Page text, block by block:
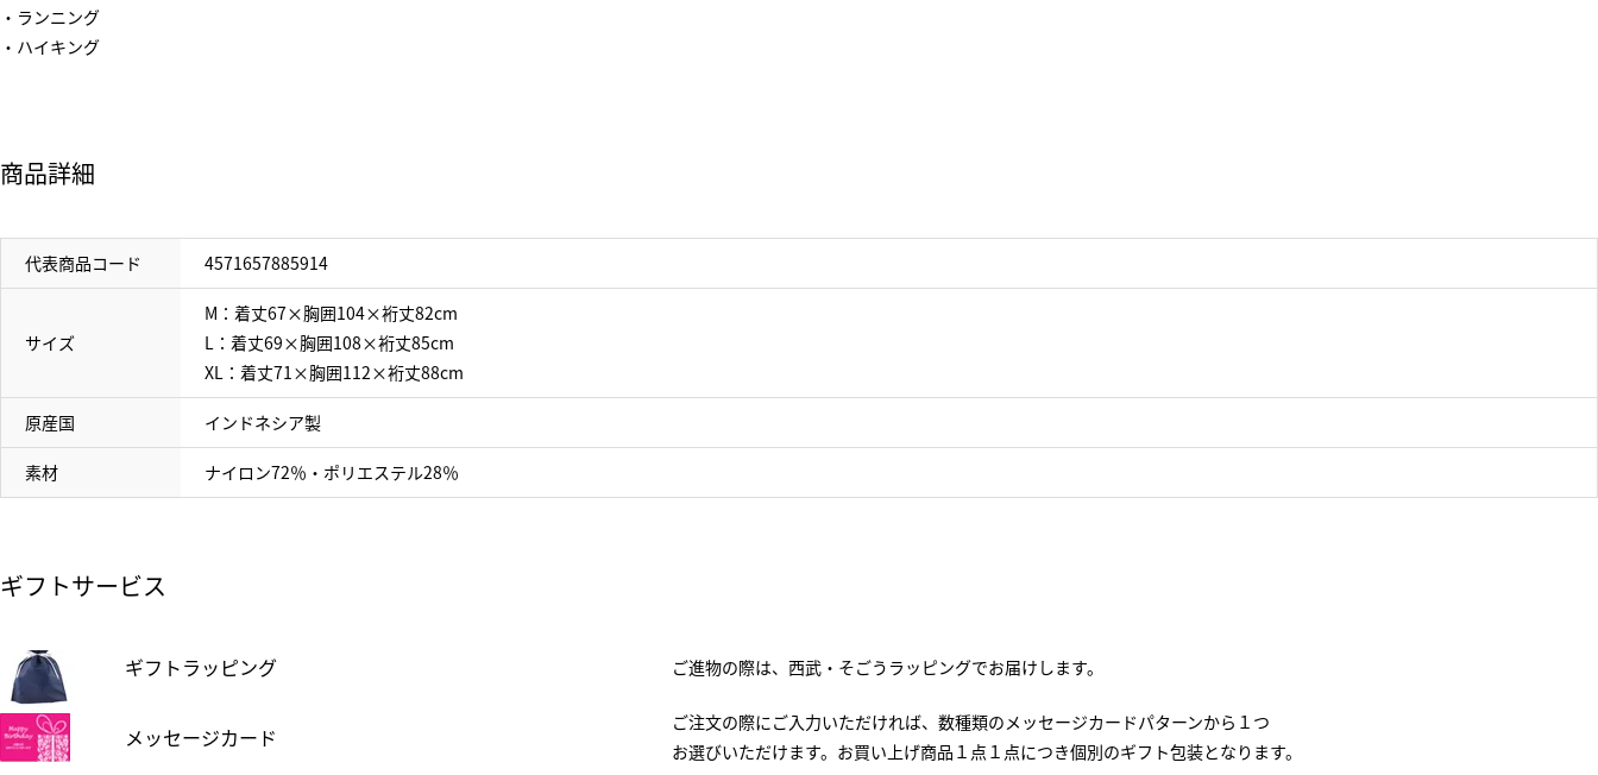
・ランニング
・ハイキング
商品詳細
代表商品コード 4571657885914
サイズ
M：着丈67×胸囲104×裄丈82cm
L：着丈69×胸囲108×裄丈85cm
XL：着丈71×胸囲112×裄丈88cm
原産国 インドネシア製
素材 ナイロン72％・ポリエステル28％
ギフトサービス
ギフトラッピング ご進物の際は、西武・そごうラッピングでお届けします。
メッセージカード
ご注文の際にご入力いただければ、数種類のメッセージカードパターンから１つ
お選びいただけます。お買い上げ商品１点１点につき個別のギフト包装となります。